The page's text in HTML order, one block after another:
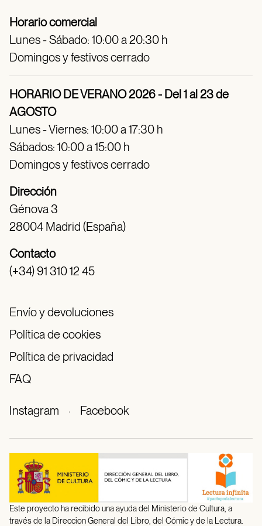
Horario comercial
Lunes - Sábado: 10:00 a 20:30 h
Domingos y festivos cerrado
HORARIO DE VERANO 2026 - Del 1 al 23 de
AGOSTO
Lunes - Viernes: 10:00 a 17:30 h
Sábados: 10:00 a 15:00 h
Domingos y festivos cerrado
Dirección
Génova 3
28004 Madrid (España)
Contacto
(+34) 91 310 12 45
Envío y devoluciones
Política de cookies
Política de privacidad
FAQ
Instagram · Facebook
Este proyecto ha recibido una ayuda del Ministerio de Cultura, a
través de la Direccion General del Libro, del Cómic y de la Lectura.